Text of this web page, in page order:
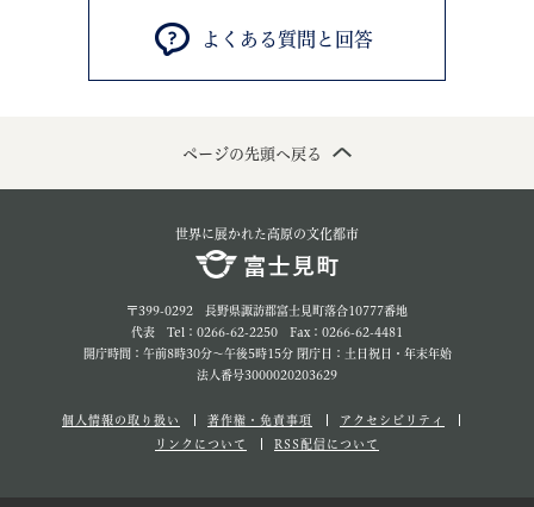
よくある質問と回答
ページの先頭へ戻る
世界に展かれた高原の文化都市
〒399-0292 長野県諏訪郡富士見町落合10777番地
代表 Tel：0266-62-2250 Fax：0266-62-4481
開庁時間：午前8時30分～午後5時15分 閉庁日：土日祝日・年末年始
法人番号3000020203629
個人情報の取り扱い 著作権・免責事項
アクセシビリティ
リンクについて
RSS配信について